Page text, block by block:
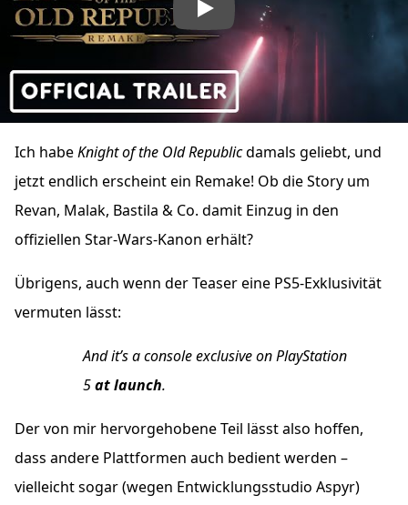
Ich habeKnight of the Old Republicdamals geliebt, und
jetzt endlich erscheint ein Remake! Ob die Story um
Revan, Malak, Bastila & Co. damit Einzug in den
offiziellen Star-Wars-Kanon erhält?
Übrigens, auch wenn der Teaser eine PS5-Exklusivität
vermuten lässt:
And it’s a console exclusive on PlayStation
5at launch.
Der von mir hervorgehobene Teil lässt also hoffen,
dass andere Plattformen auch bedient werden –
vielleicht sogar (wegen Entwicklungsstudio Aspyr)